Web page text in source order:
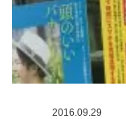
2016.09.29